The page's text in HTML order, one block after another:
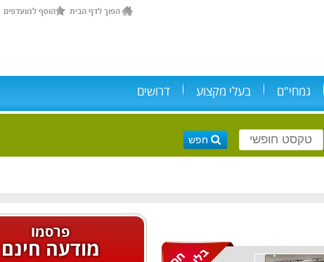
הפוך לדף הבית הוסף למועדפים
גמחי"ם בעלי מקצוע דרושים
פרסמו
מודעה חינם